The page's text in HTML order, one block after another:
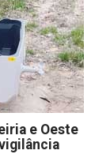
e Oeste